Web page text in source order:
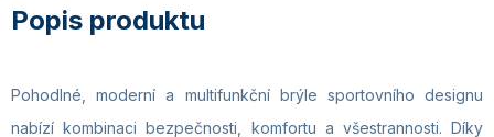
Pohodlné, moderní a multifunkční brýle sportovního designu
nabízí kombinaci bezpečnosti, komfortu a všestrannosti. Díky